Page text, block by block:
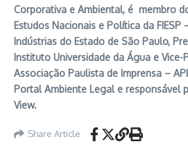
Corporativa e Ambiental, é membro
Estudos Nacionais e Política da FIESP
Indústrias do Estado de São Paulo,
Instituto Universidade da Água e Vice-
Associação Paulista de Imprensa –
Portal Ambiente Legal e responsável
View.
Share Article